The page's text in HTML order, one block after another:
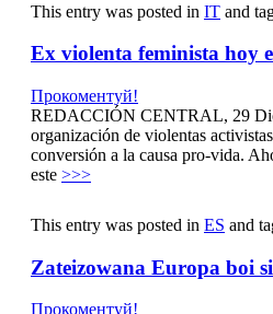
This entry was posted in IT and
Ex violenta feminista hoy
Прокоментуй!
REDACCIÓN CENTRAL, 29 Dic.
organización de violentas
conversión a la causa pro-vida.
este >>>
This entry was posted in ES and
Zateizowana Europa boi
Прокоментуй!